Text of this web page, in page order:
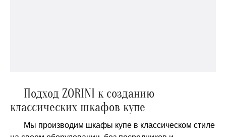
Подход ZORINI к созданию
классических шкафов купе
Мы производим шкафы купе в классическом стиле